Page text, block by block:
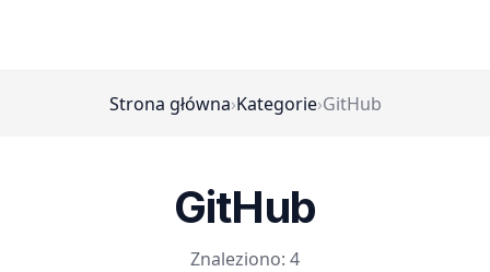
Strona główna›Kategorie›GitHub
GitHub
Znaleziono: 4